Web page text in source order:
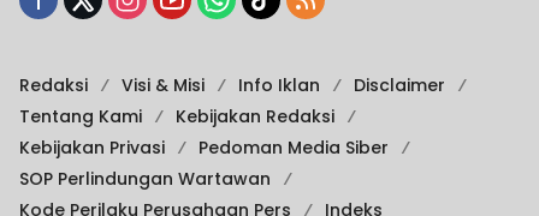
Redaksi Visi & Misi Info Iklan
Disclaimer
Tentang Kami
Kebijakan Redaksi
Kebijakan Privasi
Pedoman Media Siber
SOP Perlindungan Wartawan
Kode Perilaku Perusahaan Pers
Indeks